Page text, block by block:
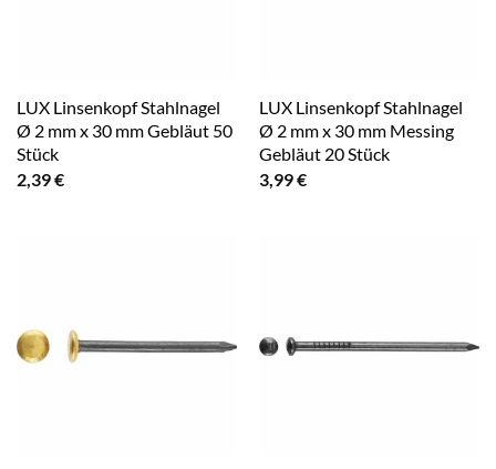
LUX Linsenkopf Stahlnagel
Ø 2 mm x 30 mm Gebläut 50
Stück
2,39€
LUX Linsenkopf Stahlnagel
Ø 2 mm x 30 mm Messing
Gebläut 20 Stück
3,99€